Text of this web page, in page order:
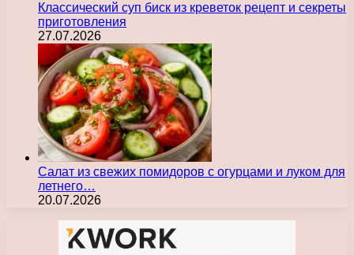
Классический суп биск из креветок рецепт и секреты
приготовления
27.07.2026
Салат из свежих помидоров с огурцами и луком для
летнего…
20.07.2026